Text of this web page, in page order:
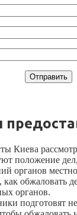
Киева
положение
органов
обжаловать
органов.
подготовят